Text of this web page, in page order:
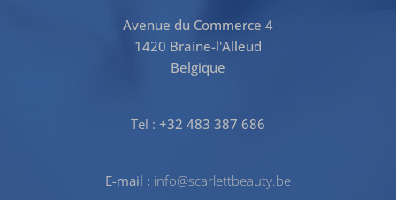
Avenue du Commerce 4
1420 Braine-l'Alleud
Belgique
Tel : +32 483 387 686
E-mail : info@scarlettbeauty.be